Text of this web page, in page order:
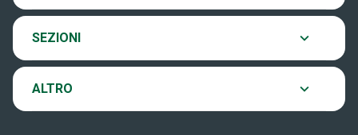
Eurojackpot
VinciCasa
SEZIONI
Archivio estrazioni
Verifica vincite
ALTRO
Contatti
Notifiche